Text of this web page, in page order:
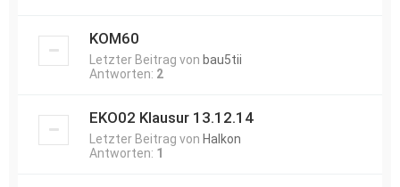
KOM60
Letzter Beitrag von bau5tii
Antworten: 2
EKO02 Klausur 13.12.14
Letzter Beitrag von Halkon
Antworten: 1